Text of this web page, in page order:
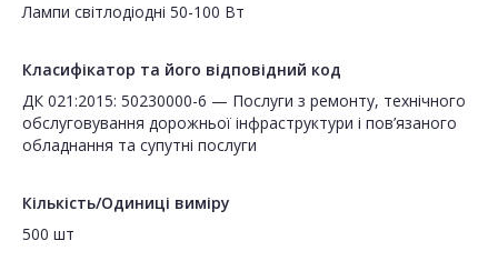
Лампи світлодіодні 50-100 Вт
Класифікатор та його відповідний код
ДК 021:2015: 50230000-6 — Послуги з ремонту, технічного
обслуговування дорожньої інфраструктури і пов’язаного
обладнання та супутні послуги
Кількість/Одиниці виміру
500 шт